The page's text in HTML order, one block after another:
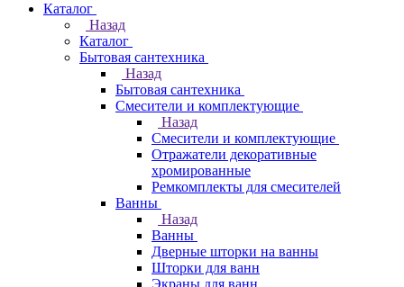
Каталог
Назад
Каталог
Бытовая сантехника
Назад
Бытовая сантехника
Смесители и комплектующие
Назад
Смесители и комплектующие
Отражатели декоративные
хромированные
Ремкомплекты для смесителей
Ванны
Назад
Ванны
Дверные шторки на ванны
Шторки для ванн
Экраны для ванн